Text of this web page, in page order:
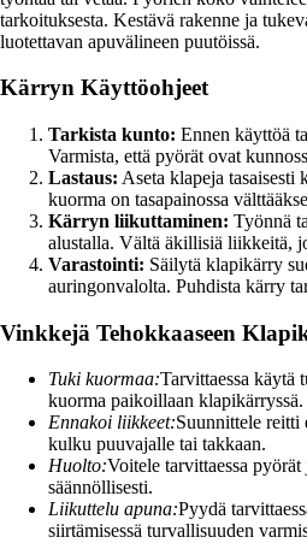
tarkoituksesta. Kestävä rakenne ja
luotettavan apuvälineen puutöissä.
Kärryn Käyttöohjeet
Tarkista kunto: Ennen käyttöä
Varmista, että pyörät ovat
Lastaus: Aseta klapeja tasaisesti
kuorma on tasapainossa
Kärryn liikuttaminen: Työnnä
alustalla. Vältä äkillisiä liikkeitä,
Varastointi: Säilytä klapikärry
auringonvalolta. Puhdista kärry
Vinkkejä Tehokkaaseen
Tuki kuormaa:Tarvittaessa käytä
kuorma paikoillaan klapikärryssä.
Ennakoi liikkeet:Suunnittele reitti
kulku puuvajalle tai takkaan.
Huolto:Voitele tarvittaessa
säännöllisesti.
Liikuttelu apuna:Pyydä
siirtämisessä turvallisuuden